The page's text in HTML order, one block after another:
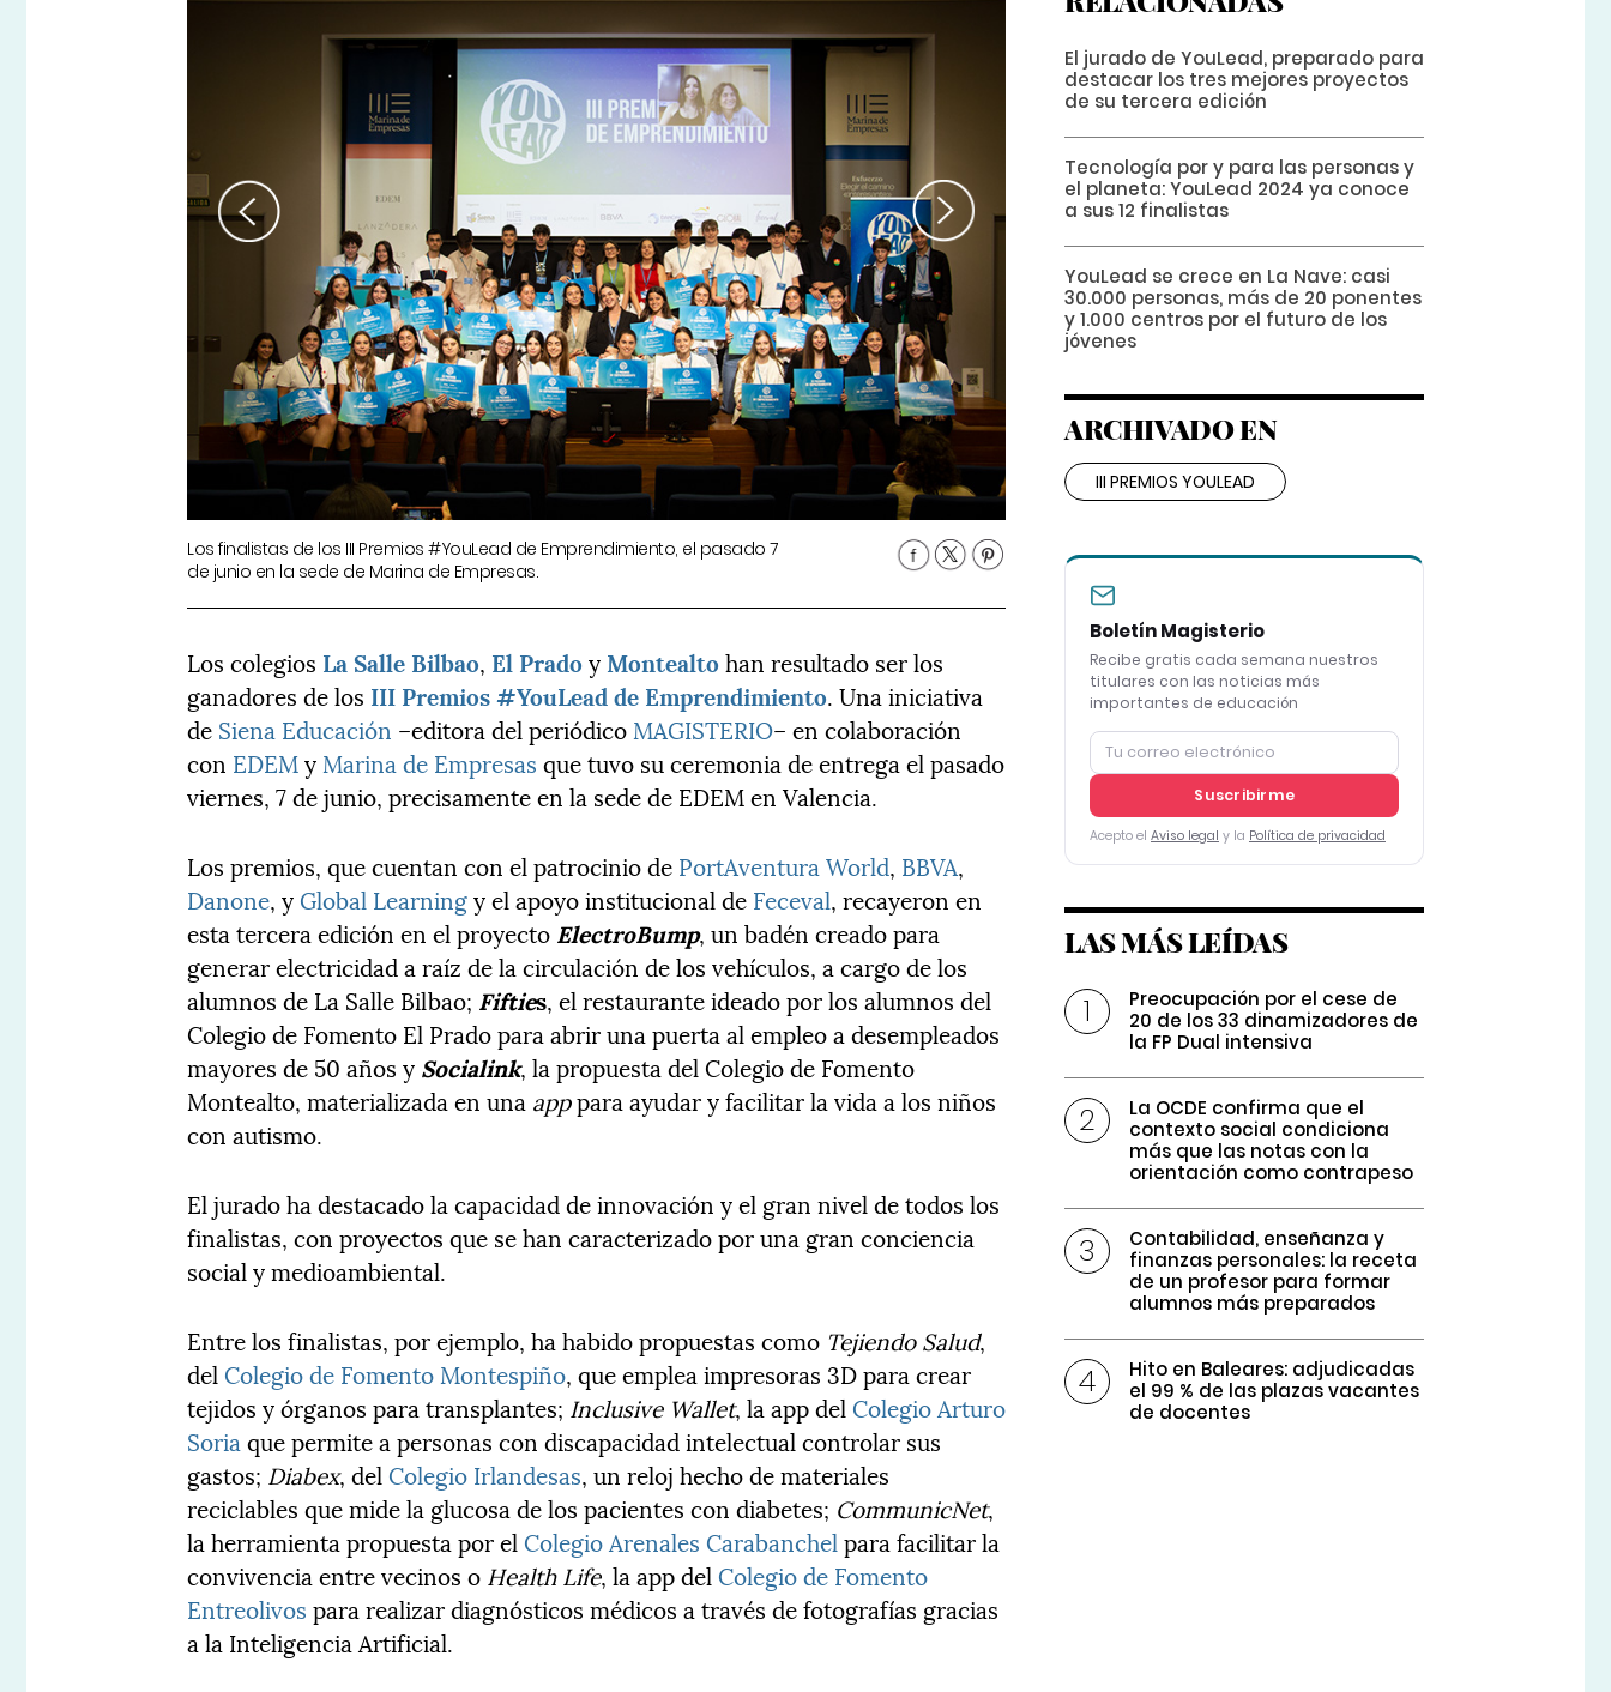
Previous
Los finalistas de los III Premios #YouLead de Emprendimiento, el pasado 7
de junio en la sede de Marina de Empresas.
Los ganadores de los III Premios #YouLead de Emprendimiento, el pasado
de junio en la ceremonia de entrega de premios.
Next
Los colegios La Salle Bilbao, El Pradoy Montealtohan resultado ser los
ganadores de los III Premios #YouLead de Emprendimiento. Una iniciativa
de Siena Educación –editora del periódicoMAGISTERIO– en colaboración
con EDEMyMarina de Empresas que tuvo su ceremonia de entrega el pasado
viernes, 7 de junio, precisamente en la sede de EDEM en Valencia.
Los premios, que cuentan con el patrocinio de PortAventura World, BBVA,
Danone, y Global Learningy el apoyo institucional de Feceval, recayeron en
esta tercera edición en el proyecto ElectroBump, un badén creado para
generar electricidad a raíz de la circulación de los vehículos, a cargo de los
alumnos de La Salle Bilbao; Fifties, el restaurante ideado por los alumnos del
Colegio de Fomento El Prado para abrir una puerta al empleo a desempleados
mayores de 50 años y Socialink, la propuesta del Colegio de Fomento
Montealto, materializada en una apppara ayudar y facilitar la vida a los niños
con autismo.
El jurado ha destacado la capacidad de innovación y el gran nivel de todos los
finalistas, con proyectos que se han caracterizado por una gran conciencia
social y medioambiental.
Entre los finalistas, por ejemplo, ha habido propuestas como Tejiendo Salud,
del Colegio de Fomento Montespiño, que emplea impresoras 3D para crear
tejidos y órganos para transplantes; Inclusive Wallet, la app del Colegio Arturo
Soriaque permite a personas con discapacidad intelectual controlar sus
gastos; Diabex, del Colegio Irlandesas, un reloj hecho de materiales
reciclables que mide la glucosa de los pacientes con diabetes; CommunicNet,
la herramienta propuesta por el Colegio Arenales Carabanchelpara facilitar la
convivencia entre vecinos o Health Life, la app del Colegio de Fomento
Entreolivos para realizar diagnósticos médicos a través de fotografías gracias
a la Inteligencia Artificial.
El jurado de YouLead, preparado para
destacar los tres mejores proyectos
de su tercera edición
Tecnología por y para las personas y
el planeta: YouLead 2024 ya conoce
a sus 12 finalistas
YouLead se crece en La Nave: casi
30.000 personas, más de 20 ponentes
y 1.000 centros por el futuro de los
jóvenes
ARCHIVADO EN
III PREMIOS YOULEAD
Boletín Magisterio
Recibe gratis cada semana nuestros
titulares con las noticias más
importantes de educación
Suscribirme
Acepto el Aviso legal y la Política de privacidad
LAS MÁS LEÍDAS
Preocupación por el cese de
20 de los 33 dinamizadores de
la FP Dual intensiva
La OCDE confirma que el
contexto social condiciona
más que las notas con la
orientación como contrapeso
Contabilidad, enseñanza y
finanzas personales: la receta
de un profesor para formar
alumnos más preparados
Hito en Baleares: adjudicadas
el 99 % de las plazas vacantes
de docentes